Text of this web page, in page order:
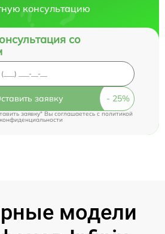
консультацию
со
заявку
заявку" Вы соглашаетесь cполитикой
конфиденциальности
модели